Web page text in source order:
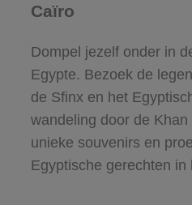
Caïro
Dompel jezelf onder in
Egypte. Bezoek de
de Sfinx en het
wandeling door de
unieke souvenirs en
Egyptische gerechten in